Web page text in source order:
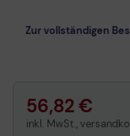
Zur vollständigen
56,82 €
inkl. MwSt.,